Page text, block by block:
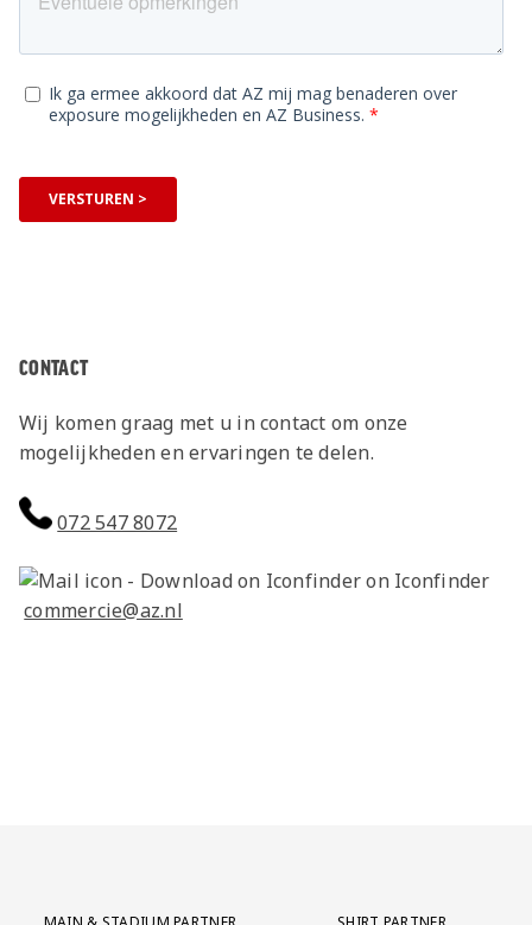
CONTACT
Wij komen graag met u in contact om onze
mogelijkheden en ervaringen te delen.
072 547 8072
commercie@az.nl
Partner Logos Grid